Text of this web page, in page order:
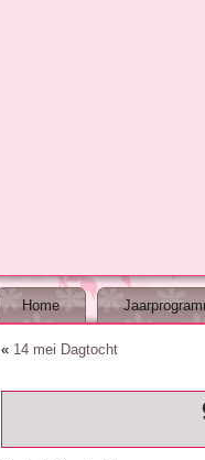
Home
« 14 mei Dagtocht